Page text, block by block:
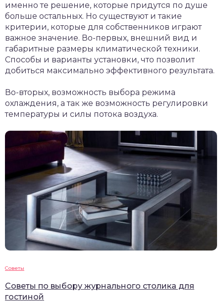
именно те решение, которые придутся по душе
больше остальных. Но существуют и такие
критерии, которые для собственников играют
важное значение. Во-первых, внешний вид и
габаритные размеры климатической техники.
Способы и варианты установки, что позволит
добиться максимально эффективного результата.
Во-вторых, возможность выбора режима
охлаждения, а так же возможность регулировки
температуры и силы потока воздуха.
Советы
Советы по выбору журнального столика для
гостиной